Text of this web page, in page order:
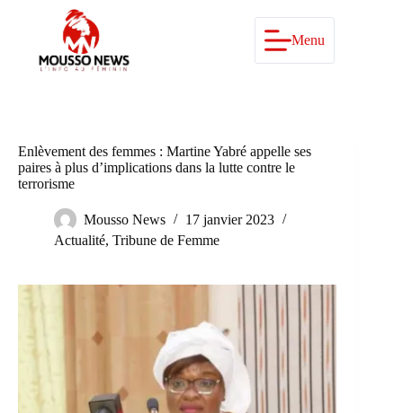
Menu
Enlèvement des femmes : Martine Yabré appelle ses
paires à plus d’implications dans la lutte contre le
terrorisme
Mousso News
17 janvier 2023
Actualité, Tribune de Femme